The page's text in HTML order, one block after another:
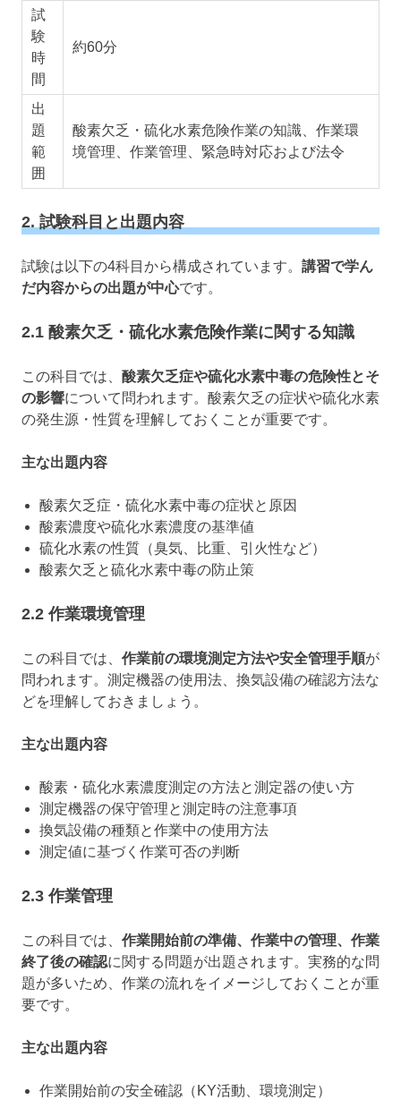
試
験
時
間
約60分
出
題
範
囲
酸素欠乏・硫化水素危険作業の知識、作業環
境管理、作業管理、緊急時対応および法令
2. 試験科目と出題内容
試験は以下の4科目から構成されています。 講習で学ん
だ内容からの出題が中心です。
2.1 酸素欠乏・硫化水素危険作業に関する知識
この科目では、 酸素欠乏症や硫化水素中毒の危険性とそ
の影響について問われます。酸素欠乏の症状や硫化水素
の発生源・性質を理解しておくことが重要です。
主な出題内容
酸素欠乏症・硫化水素中毒の症状と原因
酸素濃度や硫化水素濃度の基準値
硫化水素の性質（臭気、比重、引火性など）
酸素欠乏と硫化水素中毒の防止策
2.2 作業環境管理
この科目では、 作業前の環境測定方法や安全管理手順が
問われます。測定機器の使用法、換気設備の確認方法な
どを理解しておきましょう。
主な出題内容
酸素・硫化水素濃度測定の方法と測定器の使い方
測定機器の保守管理と測定時の注意事項
換気設備の種類と作業中の使用方法
測定値に基づく作業可否の判断
2.3 作業管理
この科目では、 作業開始前の準備、作業中の管理、作業
終了後の確認に関する問題が出題されます。実務的な問
題が多いため、作業の流れをイメージしておくことが重
要です。
主な出題内容
作業開始前の安全確認（KY活動、環境測定）